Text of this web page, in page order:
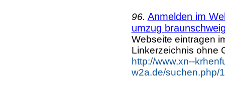
96. Anmelden im
umzug
Webseite eintragen
Linkerzeichnis ohne
http://www.xn--
w2a.de/suchen.php/